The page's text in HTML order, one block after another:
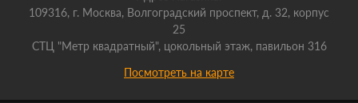
109316, г. Москва, Волгоградский проспект, д. 32, корпус
25
СТЦ "Метр квадратный", цокольный этаж, павильон 316
Посмотреть на карте